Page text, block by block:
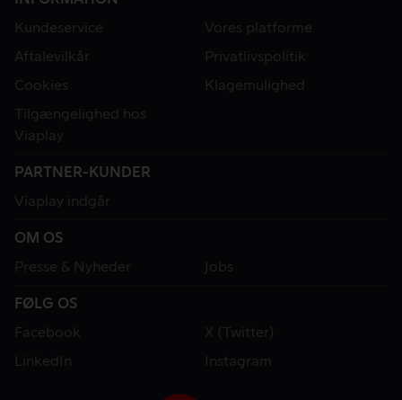
Kundeservice
Vores platforme
Aftalevilkår
Privatlivspolitik
Cookies
Klagemulighed
Tilgængelighed hos
Viaplay
PARTNER-KUNDER
Viaplay indgår
OM OS
Presse & Nyheder
Jobs
FØLG OS
Facebook
X (Twitter)
LinkedIn
Instagram